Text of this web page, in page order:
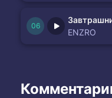
ENZRO